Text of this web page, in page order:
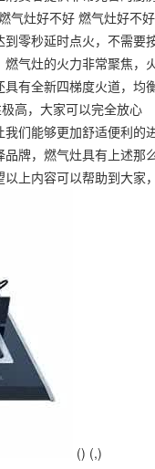
燃气灶好不好 燃气灶
零秒延时点火，不需要
灶的火力非常聚焦，
全新四梯度火道，均
高，大家可以完全放
们能够更加舒适便利的
牌，燃气灶具有上述那
上内容可以帮助到大家
() (,)